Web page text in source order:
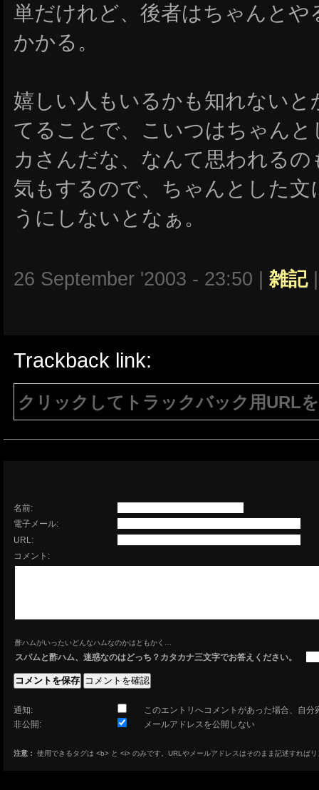
単だけれど、後者はちゃんと
かかる。
嬉しい人もいるかも知れない
てることで、こいつはちゃん
カさんだな、なんて思われる
気もするので、ちゃんとした
うにしないとなぁ。
26 September '2003 - 23:50 | 雑記
Trackback link:
クリックしてトラックバック用URL
名前:
電子メール:
URL:
コメント:
酢ハムがいったいどんなハムなのかはともかく…
スパムと酢ハム、迷惑なのはどっち？カタカナ三文字でお答えください。
通知:
このエントリへコメントがあった場合、自分
非公開:
メールアドレスを公開しない
注意： 使用できるタグは <b> と <i> のみです。URLやメールアドレスはそのまま記述すれば